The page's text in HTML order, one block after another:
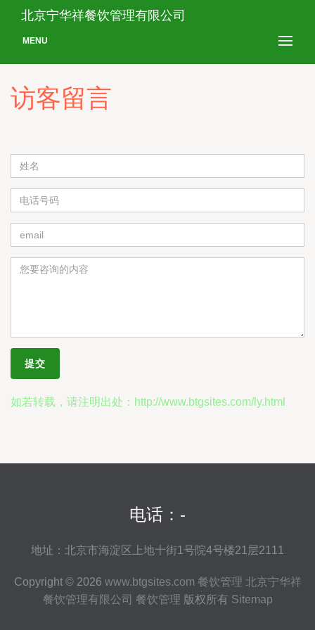
北京宁华祥餐饮管理有限公司
MENU
访客留言
如若转载，请注明出处：http://www.btgsites.com/ly.html
电话：-
地址：北京市海淀区上地十街1号院4号楼21层2111
Copyright © 2026 www.btgsites.com 餐饮管理 北京宁华祥
餐饮管理有限公司 餐饮管理 版权所有 Sitemap